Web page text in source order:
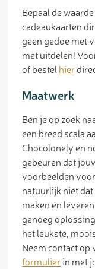
Bepaal de
cadeaukaarten
geen gedoe met
met uitdelen!
of bestel hier
Maatwerk
Ben je op zoek
een breed scala
Chocolonely en
gebeuren dat
voorbeelden
natuurlijk niet
maken en
genoeg
het leukste,
Neem contact
formulierin met